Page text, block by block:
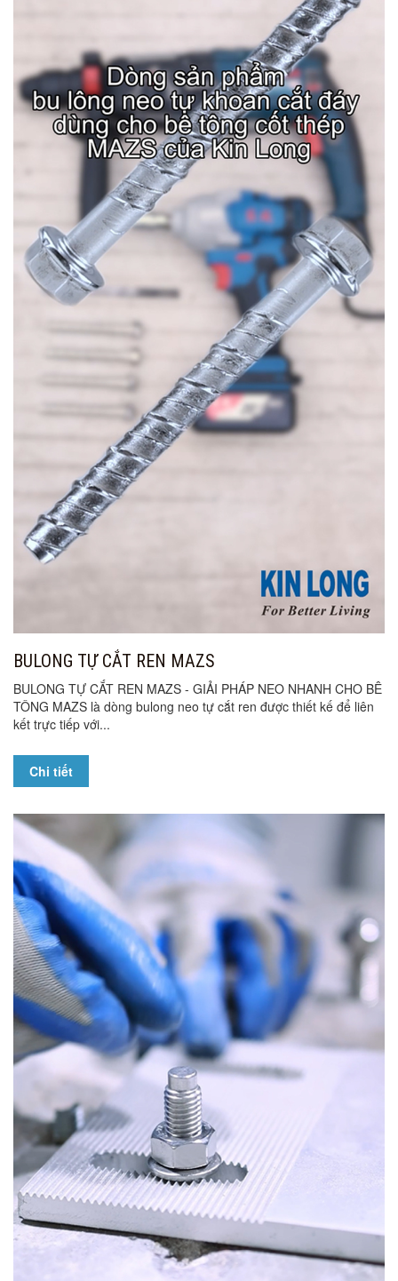
BULONG TỰ CẮT REN MAZS
BULONG TỰ CẮT REN MAZS - GIẢI PHÁP NEO NHANH CHO BÊ
TÔNG MAZS là dòng bulong neo tự cắt ren được thiết kế để liên
kết trực tiếp với...
Chi tiết